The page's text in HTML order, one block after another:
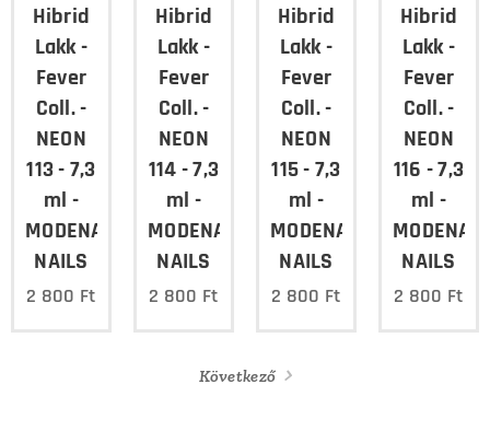
Hibrid
Lakk -
Fever
Coll. -
NEON
113 - 7,3
ml -
MODENA
NAILS
2 800 Ft
Hibrid
Lakk -
Fever
Coll. -
NEON
114 - 7,3
ml -
MODENA
NAILS
2 800 Ft
Hibrid
Lakk -
Fever
Coll. -
NEON
115 - 7,3
ml -
MODENA
NAILS
2 800 Ft
Hibrid
Lakk -
Fever
Coll. -
NEON
116 - 7,3
ml -
MODENA
NAILS
2 800 Ft
Következő